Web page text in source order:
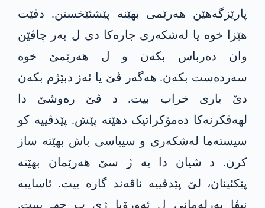
پارێزگەهێن هەرێمی بهێنه‌ پێشئێخستن. دڤێت
هێزا خوە یا لەشکەری جاره‌كا دی ل به‌ر چاڤێن
وان ده‌رباس بكه‌ن و ل هەرێمێ خوە
سەردەست بکه‌ن. هه‌گه‌ر ڤێ یا ئەز دبێژم بکه‌ن
دێ یاری خراب بیت. د ڤێ رەوشێ دا
لهەڤکرنەکا دەمۆکراتیک دهێته‌ پێش. پێدڤییە کو
سیستەما لەشکەری و سییاسی باش بهێته‌ ساز
کرن. د شیان دا یه‌ ژ سێ هەرێمان بهێته‌
پێكئینان، لێ پێدڤییه‌ ناڤەند گارە بیت. ئاساییه‌
نیڤا په‌رله‌مانی ل ئەورۆپا ژی ب جهـ ببیت.